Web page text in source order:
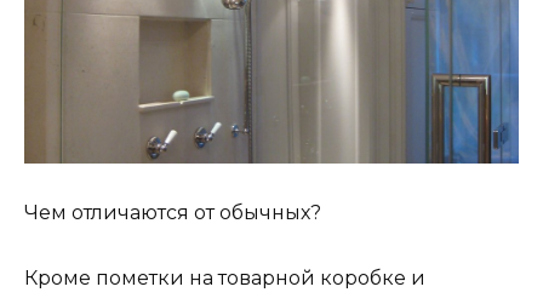
Чем отличаются от обычных?
Кроме пометки на товарной коробке и